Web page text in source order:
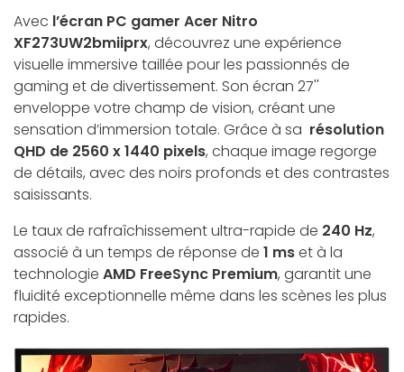
Avec l’écran PC gamer Acer Nitro
XF273UW2bmiiprx, découvrez une expérience
visuelle immersive taillée pour les passionnés de
gaming et de divertissement. Son écran 27''
enveloppe votre champ de vision, créant une
sensation d’immersion totale. Grâce à sa résolution
QHD de 2560 x 1440 pixels, chaque image regorge
de détails, avec des noirs profonds et des contrastes
saisissants.
Le taux de rafraîchissement ultra-rapide de 240 Hz,
associé à un temps de réponse de 1 mset à la
technologie AMD FreeSync Premium, garantit une
fluidité exceptionnelle même dans les scènes les plus
rapides.